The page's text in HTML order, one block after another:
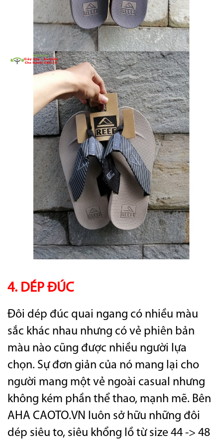
4. DÉP ĐÚC
Đôi dép đúc quai ngang có nhiều màu
sắc khác nhau nhưng có vẻ phiên bản
màu nào cũng được nhiều người lựa
chọn. Sự đơn giản của nó mang lại cho
người mang một vẻ ngoài casual nhưng
không kém phần thể thao, mạnh mẽ. Bên
AHA CAOTO.VN luôn sở hữu những đôi
dép siêu to, siêu khổng lồ từ size 44 -> 48